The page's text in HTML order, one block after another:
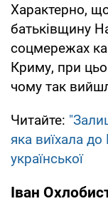
Характерно,
батьківщину
соцмережах
Криму, при
чому так
Читайте:
яка виїхала
української
Іван